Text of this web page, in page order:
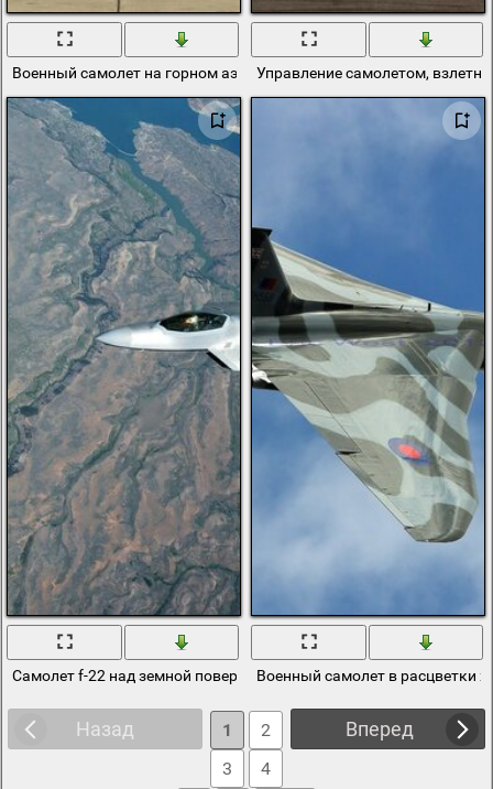
Военный самолет на горном аэродромеУправление самолетом,
Самолет f-22 над земной поверхностьюВоенный самолет в расцветки
Назад Вперед
1
2
3
4